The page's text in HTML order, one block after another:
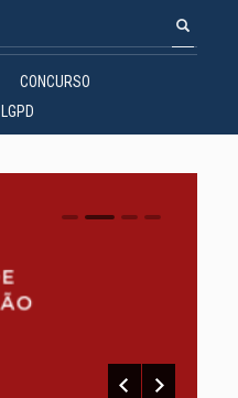
CONCURSO
LGPD
0 1 2